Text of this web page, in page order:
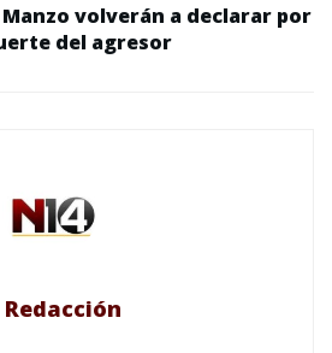
volverán a declarar por
del agresor
Redacción